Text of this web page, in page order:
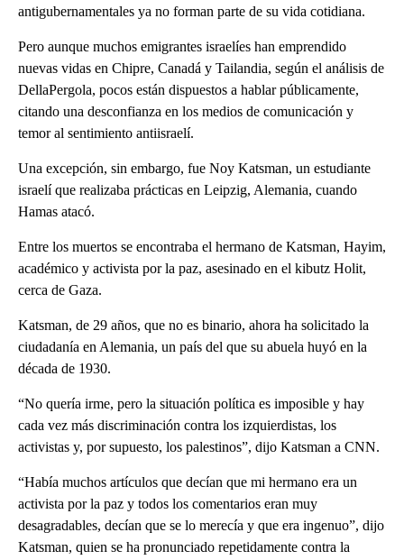
antigubernamentales ya no forman parte de su vida cotidiana.
Pero aunque muchos emigrantes israelíes han emprendido
nuevas vidas en Chipre, Canadá y Tailandia, según el análisis de
DellaPergola, pocos están dispuestos a hablar públicamente,
citando una desconfianza en los medios de comunicación y
temor al sentimiento antiisraelí.
Una excepción, sin embargo, fue Noy Katsman, un estudiante
israelí que realizaba prácticas en Leipzig, Alemania, cuando
Hamas atacó.
Entre los muertos se encontraba el hermano de Katsman, Hayim,
académico y activista por la paz, asesinado en el kibutz Holit,
cerca de Gaza.
Katsman, de 29 años, que no es binario, ahora ha solicitado la
ciudadanía en Alemania, un país del que su abuela huyó en la
década de 1930.
“No quería irme, pero la situación política es imposible y hay
cada vez más discriminación contra los izquierdistas, los
activistas y, por supuesto, los palestinos”, dijo Katsman a CNN.
“Había muchos artículos que decían que mi hermano era un
activista por la paz y todos los comentarios eran muy
desagradables, decían que se lo merecía y que era ingenuo”, dijo
Katsman, quien se ha pronunciado repetidamente contra la